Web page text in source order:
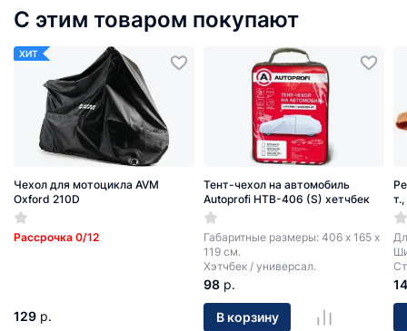
С этим товаром покупают
ХИТ
Чехол для мотоцикла AVM
Oxford 210D
Рассрочка 0/12
129 р.
Тент-чехол на автомобиль
Autoprofi HTB-406 (S) хетчбек
Габаритные размеры: 406 х 165 х
119 см.
Хэтчбек / универсал.
98 р.
В корзину
14